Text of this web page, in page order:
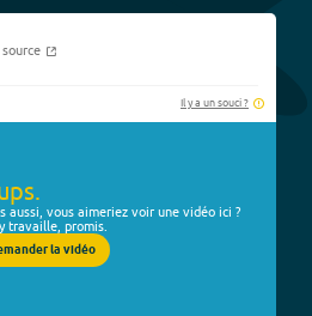
source
Il y a un souci ?
aussi, vous aimeriez voir une vidéo ici ?
travaille, promis.
la vidéo